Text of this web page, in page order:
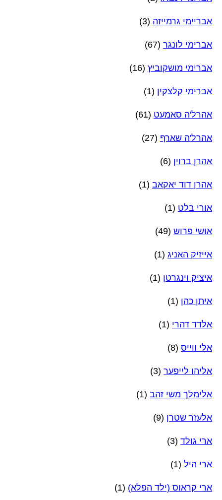
אבריימי גרמייזה (3)
אברימי לונגר (67)
אברימי מושקוביץ (16)
אברימי קלצקין (1)
אהרל'ה סאמעט (61)
אהרל'ה שארף (27)
אהרן ברוין (6)
אהרן דוד יאקאב (1)
אורי בלט (1)
אושי פרוש (49)
אייזיק האניג (1)
איציק וינגרטן (1)
איתן כהן (1)
אלדד דהרי (1)
אלי ווייס (8)
אליהו לייפער (3)
אלימלך משי זהב (1)
אלעזר שטרן (9)
ארי גולד (3)
ארי היל (1)
ארי קראוס (ילד הפלא) (1)